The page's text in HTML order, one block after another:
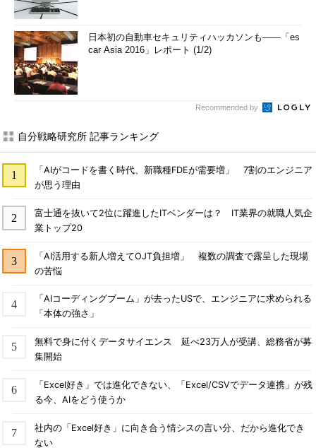
日本初の自動車セキュリティハッカソンも――「es
car Asia 2016」レポート (1/2)
Recommended by
自分戦略研究所 記事ランキング
「AIがコードを書く時代、新職種FDEが需要増」 7割のエンジニア
が思う理由
富士通を抜いて2位に躍進したITベンダーは？ IT業界の就職人気企
業トップ20
「AI活用する新人増えてOJT負担増」 複数の調査で露呈した現場
の苦悩
「AIコーディングブーム」が去ったUSで、エンジニアに求められる
「本体の強さ」
無料で身に付くデータサイエンス 延べ23万人が受講、総務省が募
集開始
「Excel好き」では進化できない、「Excel/CSVでデータ連携」が残
る今、AIをどう使うか
社内の「Excel好き」に向き合う情シスの言い分、だから進化でき
ない